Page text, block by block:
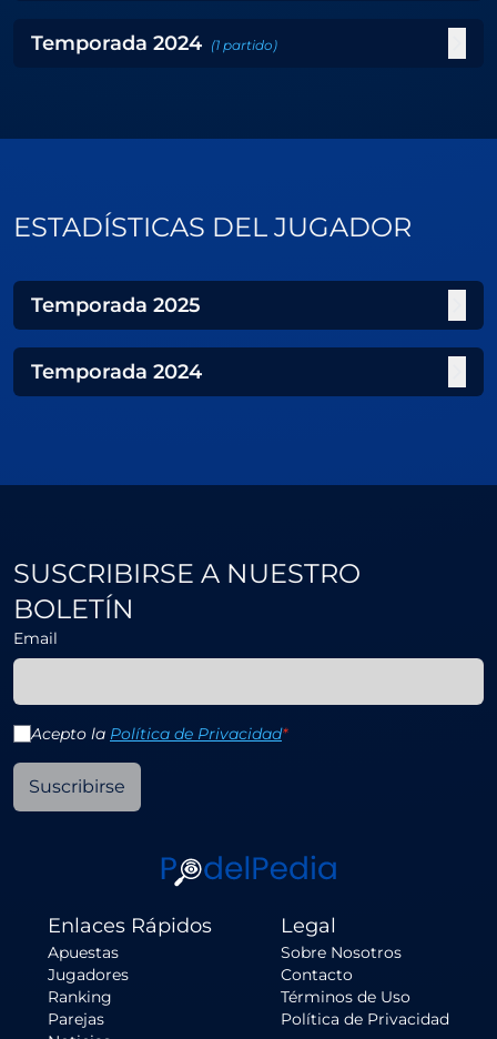
Temporada 2024 (1 partido)
ESTADÍSTICAS DEL JUGADOR
Temporada 2025
Temporada 2024
SUSCRIBIRSE A NUESTRO
BOLETÍN
Email
Acepto la Política de Privacidad*
Suscribirse
Enlaces Rápidos
Apuestas
Jugadores
Ranking
Parejas
Legal
Sobre Nosotros
Contacto
Términos de Uso
Política de Privacidad